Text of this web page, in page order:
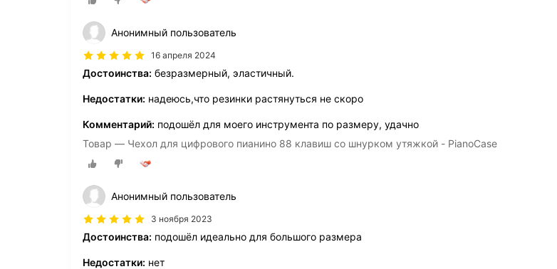
Анонимный пользователь
16 апреля 2024
Достоинства: безразмерный, эластичный.
Недостатки: надеюсь,что резинки растянуться не скоро
Комментарий: подошёл для моего инструмента по размеру, удачно
Товар — Чехол для цифрового пианино 88 клавиш со шнурком утяжкой - PianoCase
Анонимный пользователь
3 ноября 2023
Достоинства: подошёл идеально для большого размера
Недостатки: нет